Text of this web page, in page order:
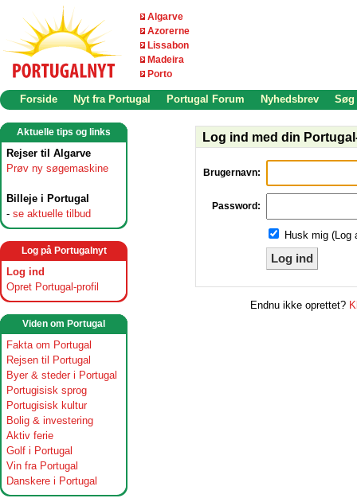
Algarve
Azorerne
Lissabon
Madeira
Porto
Forside Nyt fra Portugal Portugal Forum Nyhedsbrev Søg
Aktuelle tips og links
Rejser til Algarve
Prøv ny søgemaskine
Billeje i Portugal
- se aktuelle tilbud
Log på Portugalnyt
Log ind
Opret Portugal-profil
Viden om Portugal
Fakta om Portugal
Rejsen til Portugal
Byer & steder i Portugal
Portugisisk sprog
Portugisisk kultur
Bolig & investering
Aktiv ferie
Golf i Portugal
Vin fra Portugal
Danskere i Portugal
Log ind med din
Brugernavn:
Password:
Husk mig (Log
Log ind
Endnu ikke oprettet?